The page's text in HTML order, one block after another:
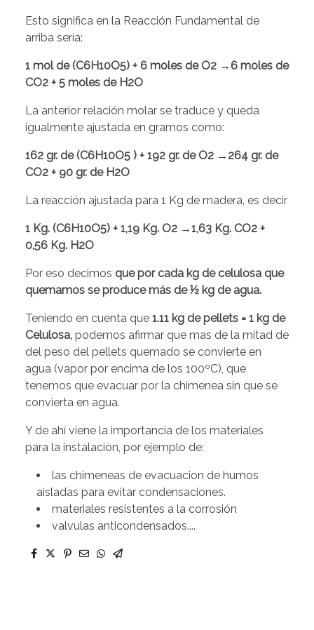
Esto significa en la Reacción Fundamental de
arriba sería:
1 mol de (C6H10O5) + 6 moles de O2 → 6 moles de
CO2 + 5 moles de H2O
La anterior relación molar se traduce y queda
igualmente ajustada en gramos como:
162 gr. de (C6H10O5 ) + 192 gr. de O2 → 264 gr. de
CO2 + 90 gr. de H2O
La reacción ajustada para 1 Kg de madera, es decir
1 Kg. (C6H10O5) + 1,19 Kg. O2 →1,63 Kg. CO2 +
0,56 Kg. H2O
Por eso decimos que por cada kg de celulosa que
quemamos se produce más de ½ kg de agua.
Teniendo en cuenta que 1.11 kg de pellets = 1 kg de
Celulosa, podemos afirmar que mas de la mitad de
del peso del pellets quemado se convierte en
agua (vapor por encima de los 100ºC), que
tenemos que evacuar por la chimenea sin que se
convierta en agua.
Y de ahí viene la importancia de los materiales
para la instalación, por ejemplo de:
las chimeneas de evacuacion de humos
aisladas para evitar condensaciones.
materiales resistentes a la corrosión
valvulas anticondensados....